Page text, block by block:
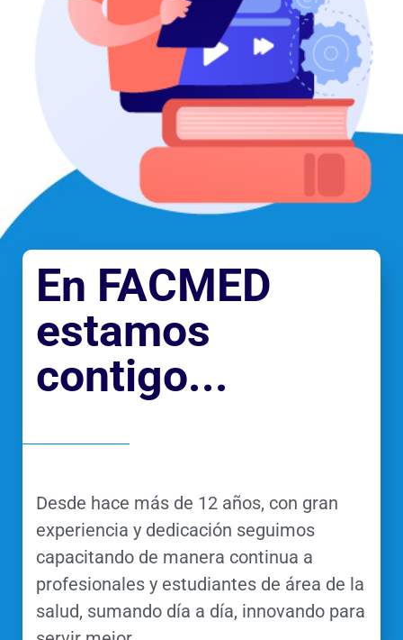
En FACMED
estamos
contigo...
Desde hace más de 12 años, con gran
experiencia y dedicación seguimos
capacitando de manera continua a
profesionales y estudiantes de área de la
salud, sumando día a día, innovando para